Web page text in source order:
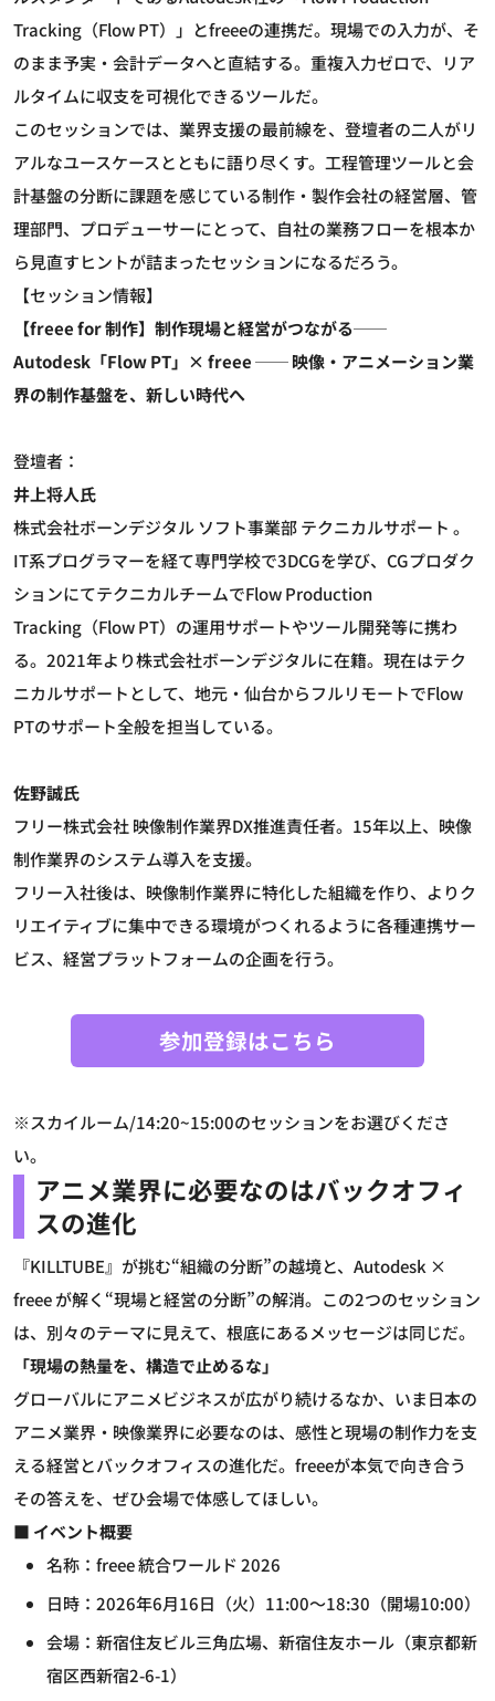
Tracking（Flow PT）」とfreeeの連携だ。現場での入力が、そ
のまま予実・会計データへと直結する。重複入力ゼロで、リア
ルタイムに収支を可視化できるツールだ。
このセッションでは、業界支援の最前線を、登壇者の二人がリ
アルなユースケースとともに語り尽くす。工程管理ツールと会
計基盤の分断に課題を感じている制作・製作会社の経営層、管
理部門、プロデューサーにとって、自社の業務フローを根本か
ら見直すヒントが詰まったセッションになるだろう。
【セッション情報】
【freee for 制作】制作現場と経営がつながる──
Autodesk「Flow PT」× freee ── 映像・アニメーション業
界の制作基盤を、新しい時代へ
登壇者：
井上将人氏
株式会社ボーンデジタル ソフト事業部 テクニカルサポート 。
IT系プログラマーを経て専門学校で3DCGを学び、CGプロダク
ションにてテクニカルチームでFlow Production
Tracking（Flow PT）の運用サポートやツール開発等に携わ
る。2021年より株式会社ボーンデジタルに在籍。現在はテク
ニカルサポートとして、地元・仙台からフルリモートでFlow
PTのサポート全般を担当している。
佐野誠氏
フリー株式会社 映像制作業界DX推進責任者。15年以上、映像
制作業界のシステム導入を支援。
フリー入社後は、映像制作業界に特化した組織を作り、よりク
リエイティブに集中できる環境がつくれるように各種連携サー
ビス、経営プラットフォームの企画を行う。
参加登録はこちら
※スカイルーム/14:20~15:00のセッションをお選びくださ
い。
アニメ業界に必要なのはバックオフィ
スの進化
『KILLTUBE』が挑む“組織の分断”の越境と、Autodesk ×
freee が解く“現場と経営の分断”の解消。この2つのセッション
は、別々のテーマに見えて、根底にあるメッセージは同じだ。
「現場の熱量を、構造で止めるな」
グローバルにアニメビジネスが広がり続けるなか、いま日本の
アニメ業界・映像業界に必要なのは、感性と現場の制作力を支
える経営とバックオフィスの進化だ。freeeが本気で向き合う
その答えを、ぜひ会場で体感してほしい。
■ イベント概要
名称：freee 統合ワールド 2026
日時：2026年6月16日（火）11:00～18:30（開場10:00）
会場：新宿住友ビル三角広場、新宿住友ホール（東京都新
宿区西新宿2-6-1）